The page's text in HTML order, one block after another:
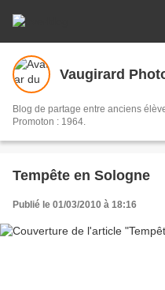
Vaugirard
Blog de partage entre anciens
Promoton : 1964.
Tempête en Sologne
Publié le 01/03/2010 à 18:16